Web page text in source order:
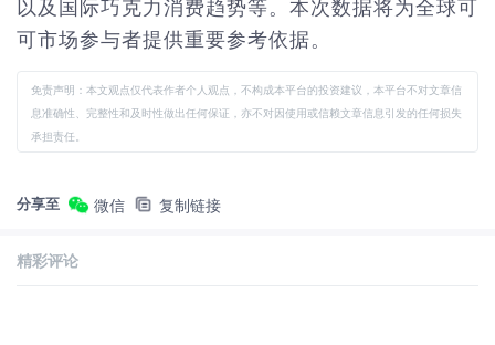
以及国际巧克力消费趋势等。本次数据将为全球可
可市场参与者提供重要参考依据。
免责声明：本文观点仅代表作者个人观点，不构成本平台的投资建议，本平台不对文章信
息准确性、完整性和及时性做出任何保证，亦不对因使用或信赖文章信息引发的任何损失
承担责任。
分享至 微信 复制链接
精彩评论